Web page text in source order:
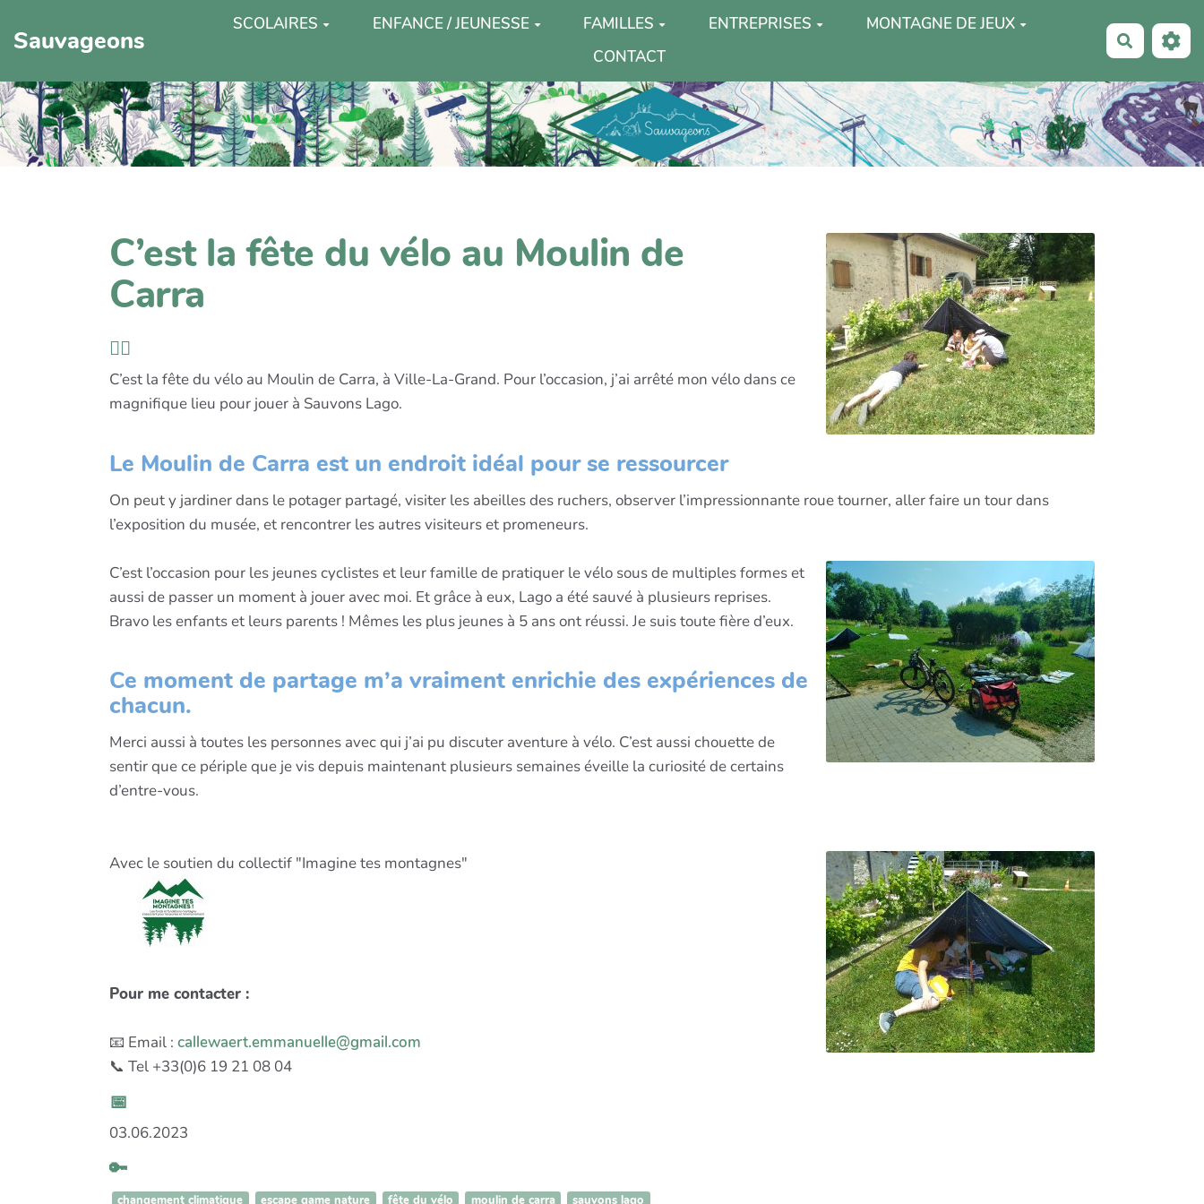
Sauvageons
SCOLAIRES ENFANCE / JEUNESSE FAMILLES ENTREPRISES
MONTAGNE DE JEUX
CONTACT
C’est la fête du vélo au Moulin de
Carra
🚴‍♀️
C’est la fête du vélo au Moulin de Carra, à Ville-La-Grand. Pour l’occasion, j’ai arrêté mon vélo dans ce
magnifique lieu pour jouer à Sauvons Lago.
Le Moulin de Carra est un endroit idéal pour se ressourcer
On peut y jardiner dans le potager partagé, visiter les abeilles des ruchers, observer l’impressionnante roue tourner, aller faire un tour dans
l’exposition du musée, et rencontrer les autres visiteurs et promeneurs.
C’est l’occasion pour les jeunes cyclistes et leur famille de pratiquer le vélo sous de multiples formes et
aussi de passer un moment à jouer avec moi. Et grâce à eux, Lago a été sauvé à plusieurs reprises.
Bravo les enfants et leurs parents ! Mêmes les plus jeunes à 5 ans ont réussi. Je suis toute fière d’eux.
Ce moment de partage m’a vraiment enrichie des expériences de
chacun.
Merci aussi à toutes les personnes avec qui j’ai pu discuter aventure à vélo. C’est aussi chouette de
sentir que ce périple que je vis depuis maintenant plusieurs semaines éveille la curiosité de certains
d’entre-vous.
Avec le soutien du collectif "Imagine tes montagnes"
Pour me contacter :
📧 Email : callewaert.emmanuelle@gmail.com
📞 Tel +33(0)6 19 21 08 04
📅
03.06.2023
🔑
changement climatique escape game nature fête du vélo moulin de carra sauvons lago